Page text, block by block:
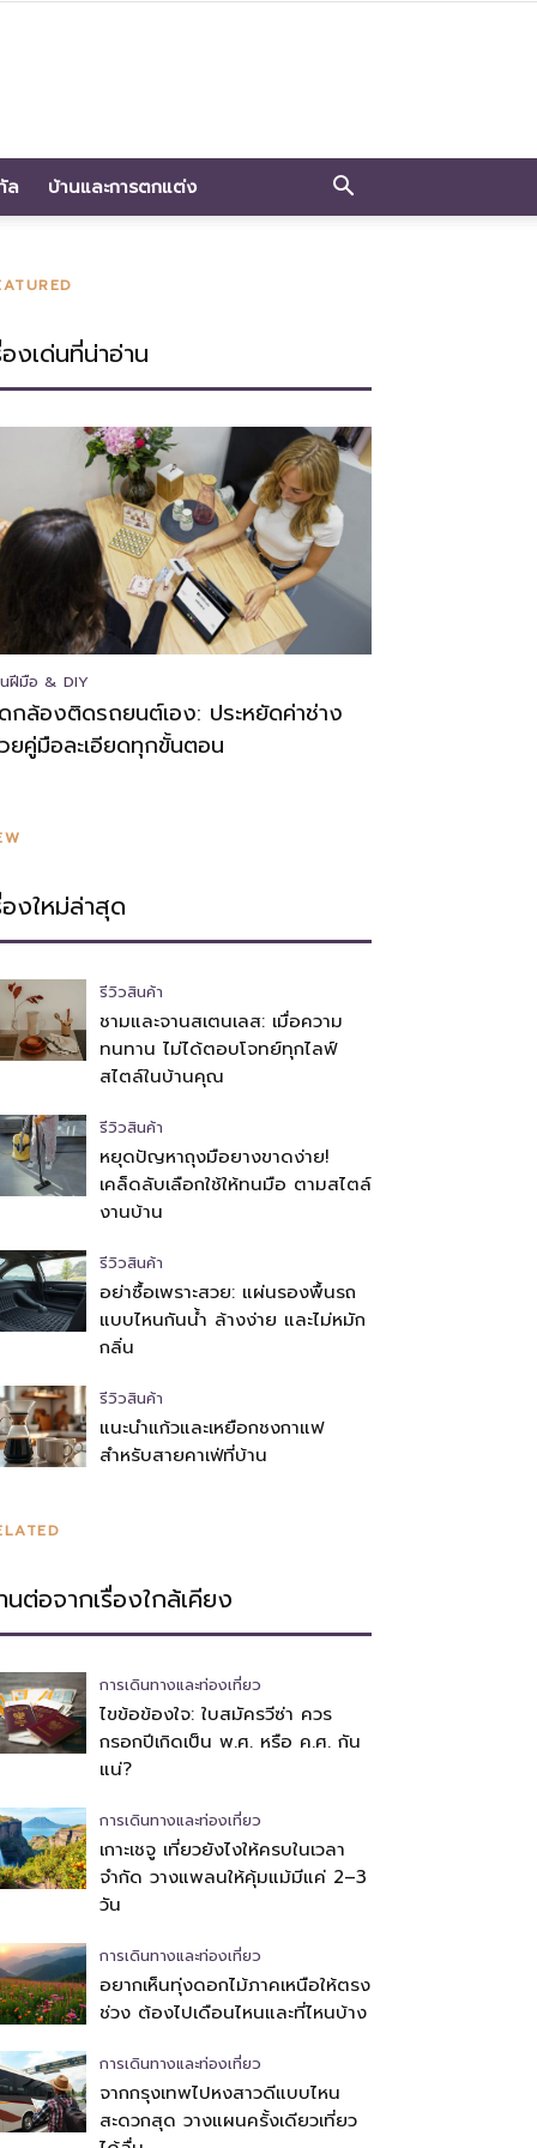
ล บ้านและการตกแต่ง
องเด่นที่น่าอ่าน
ฝีมือ & DIY
กล้องติดรถยนต์เอง: ประหยัดค่าช่าง
ยคู่มือละเอียดทุกขั้นตอน
องใหม่ล่าสุด
รีวิวสินค้า
ชามและจานสเตนเลส: เมื่อความ
ทนทาน ไม่ได้ตอบโจทย์ทุกไลฟ์
สไตล์ในบ้านคุณ
รีวิวสินค้า
หยุดปัญหาถุงมือยางขาดง่าย!
เคล็ดลับเลือกใช้ให้ทนมือ ตามสไตล์
งานบ้าน
รีวิวสินค้า
อย่าซื้อเพราะสวย: แผ่นรองพื้นรถ
แบบไหนกันน้ำ ล้างง่าย และไม่หมัก
กลิ่น
รีวิวสินค้า
แนะนำแก้วและเหยือกชงกาแฟ
สำหรับสายคาเฟ่ที่บ้าน
นต่อจากเรื่องใกล้เคียง
การเดินทางและท่องเที่ยว
ไขข้อข้องใจ: ใบสมัครวีซ่า ควร
กรอกปีเกิดเป็น พ.ศ. หรือ ค.ศ. กัน
แน่?
การเดินทางและท่องเที่ยว
เกาะเชจู เที่ยวยังไงให้ครบในเวลา
จำกัด วางแพลนให้คุ้มแม้มีแค่ 2–3
วัน
การเดินทางและท่องเที่ยว
อยากเห็นทุ่งดอกไม้ภาคเหนือให้ตรง
ช่วง ต้องไปเดือนไหนและที่ไหนบ้าง
การเดินทางและท่องเที่ยว
จากกรุงเทพไปหงสาวดีแบบไหน
สะดวกสุด วางแผนครั้งเดียวเที่ยว